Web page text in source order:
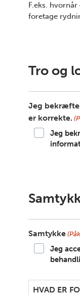
F.eks.
foretage
Tro og
Jeg
er korrekte.
Jeg
Samtykke
Jeg
HVAD ER